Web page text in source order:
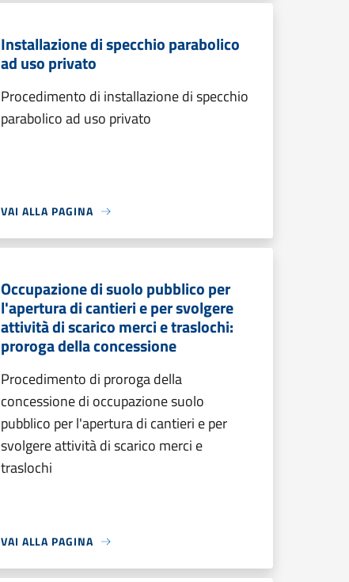
Installazione di specchio parabolico
ad uso privato
Procedimento di installazione di specchio
parabolico ad uso privato
VAI ALLA PAGINA
Occupazione di suolo pubblico per
l'apertura di cantieri e per svolgere
attività di scarico merci e traslochi:
proroga della concessione
Procedimento di proroga della
concessione di occupazione suolo
pubblico per l'apertura di cantieri e per
svolgere attività di scarico merci e
traslochi
VAI ALLA PAGINA